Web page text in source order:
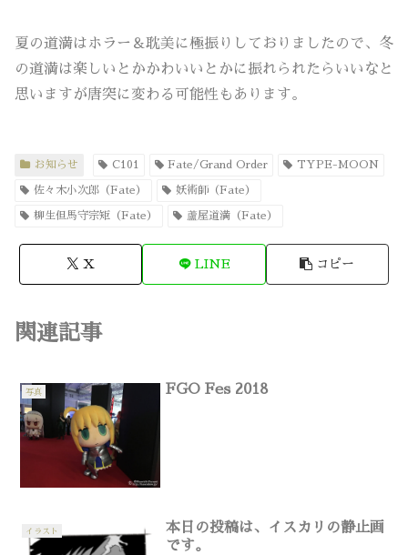
夏の道満はホラー＆耽美に極振りしておりましたので、冬
の道満は楽しいとかかわいいとかに振れられたらいいなと
思いますが唐突に変わる可能性もあります。
お知らせ C101 Fate/Grand Order TYPE-MOON
佐々木小次郎（Fate） 妖術師（Fate）
柳生但馬守宗矩（Fate） 蘆屋道満（Fate）
X LINE コピー
関連記事
写真 FGO Fes 2018
イラスト
本日の投稿は、イスカリの静止画
です。